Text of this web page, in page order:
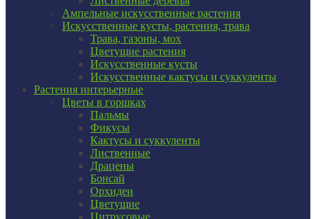
Ампельные искусственные растения
Искусственные кусты, растения, трава
Трава, газоны, мох
Цветущие растения
Искусственные кусты
Искусственные кактусы и суккуленты
Растения интерьерные
Цветы в горшках
Пальмы
Фикусы
Кактусы и суккуленты
Лиственные
Драцены
Бонсай
Орхидеи
Цветущие
Цитрусовые